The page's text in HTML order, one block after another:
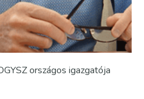
országos igazgatója